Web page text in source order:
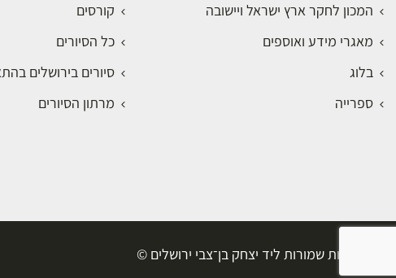
המכון לחקר ארץ ישראל ויישובה
מאגרי מידע ואוספים
בלוג
ספרייה
קורסים
כל הסיורים
סיורים בירושלים
מרתון הסיורים
כל הזכויות שמורות ליד יצחק בן־צבי ירושלים ©